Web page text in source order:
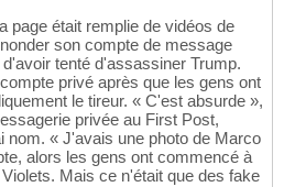
page était remplie de vidéos de
son compte de message
tenté d'assassiner Trump.
privé après que les gens ont
le tireur. « C'est absurde »,
privée au First Post,
nom. « J'avais une photo de Marco
alors les gens ont commencé à
Mais ce n'était que des fake